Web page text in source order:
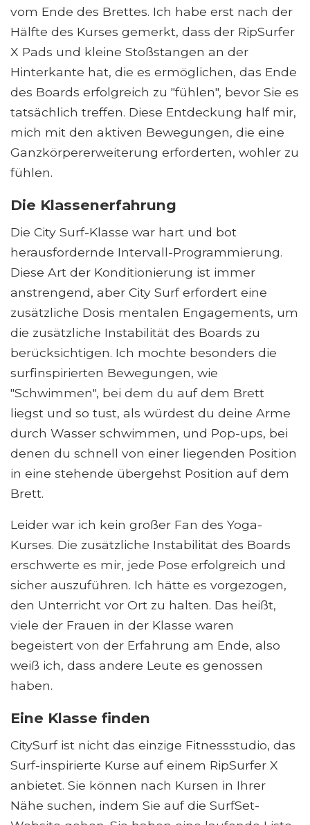
vom Ende des Brettes. Ich habe erst nach der
Hälfte des Kurses gemerkt, dass der RipSurfer
X Pads und kleine Stoßstangen an der
Hinterkante hat, die es ermöglichen, das Ende
des Boards erfolgreich zu "fühlen", bevor Sie es
tatsächlich treffen. Diese Entdeckung half mir,
mich mit den aktiven Bewegungen, die eine
Ganzkörpererweiterung erforderten, wohler zu
fühlen.
Die Klassenerfahrung
Die City Surf-Klasse war hart und bot
herausfordernde Intervall-Programmierung.
Diese Art der Konditionierung ist immer
anstrengend, aber City Surf erfordert eine
zusätzliche Dosis mentalen Engagements, um
die zusätzliche Instabilität des Boards zu
berücksichtigen. Ich mochte besonders die
surfinspirierten Bewegungen, wie
"Schwimmen", bei dem du auf dem Brett
liegst und so tust, als würdest du deine Arme
durch Wasser schwimmen, und Pop-ups, bei
denen du schnell von einer liegenden Position
in eine stehende übergehst Position auf dem
Brett.
Leider war ich kein großer Fan des Yoga-
Kurses. Die zusätzliche Instabilität des Boards
erschwerte es mir, jede Pose erfolgreich und
sicher auszuführen. Ich hätte es vorgezogen,
den Unterricht vor Ort zu halten. Das heißt,
viele der Frauen in der Klasse waren
begeistert von der Erfahrung am Ende, also
weiß ich, dass andere Leute es genossen
haben.
Eine Klasse finden
CitySurf ist nicht das einzige Fitnessstudio, das
Surf-inspirierte Kurse auf einem RipSurfer X
anbietet. Sie können nach Kursen in Ihrer
Nähe suchen, indem Sie auf die SurfSet-